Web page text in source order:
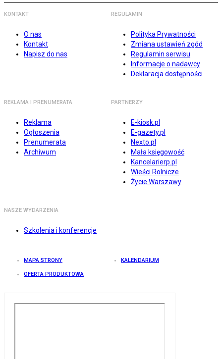
KONTAKT
O nas
Kontakt
Napisz do nas
REGULAMIN
Polityka Prywatności
Zmiana ustawień zgód
Regulamin serwisu
Informacje o nadawcy
Deklaracja dostępności
REKLAMA I PRENUMERATA
Reklama
Ogłoszenia
Prenumerata
Archiwum
PARTNERZY
E-kiosk.pl
E-gazety.pl
Nexto.pl
Mała księgowość
Kancelarierp.pl
Wieści Rolnicze
Życie Warszawy
NASZE WYDARZENIA
Szkolenia i konferencje
MAPA STRONY KALENDARIUM
OFERTA PRODUKTOWA